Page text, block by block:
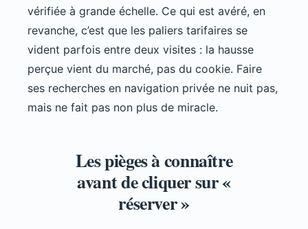
vérifiée à grande échelle. Ce qui est avéré, en
revanche, c’est que les paliers tarifaires se
vident parfois entre deux visites : la hausse
perçue vient du marché, pas du cookie. Faire
ses recherches en navigation privée ne nuit pas,
mais ne fait pas non plus de miracle.
Les pièges à connaître
avant de cliquer sur «
réserver »